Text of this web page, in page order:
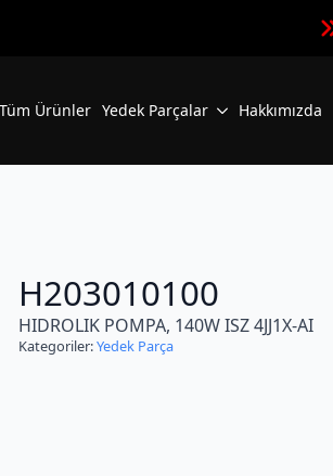
Tüm Ürünler Yedek Parçalar Hakkımızda
H203010100
HIDROLIK POMPA, 140W ISZ 4JJ1X-AI
Kategoriler:Yedek Parça